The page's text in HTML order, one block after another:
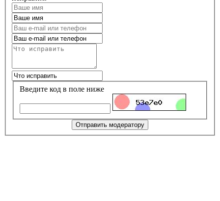
Введите код в поле ниже
Отправить модератору